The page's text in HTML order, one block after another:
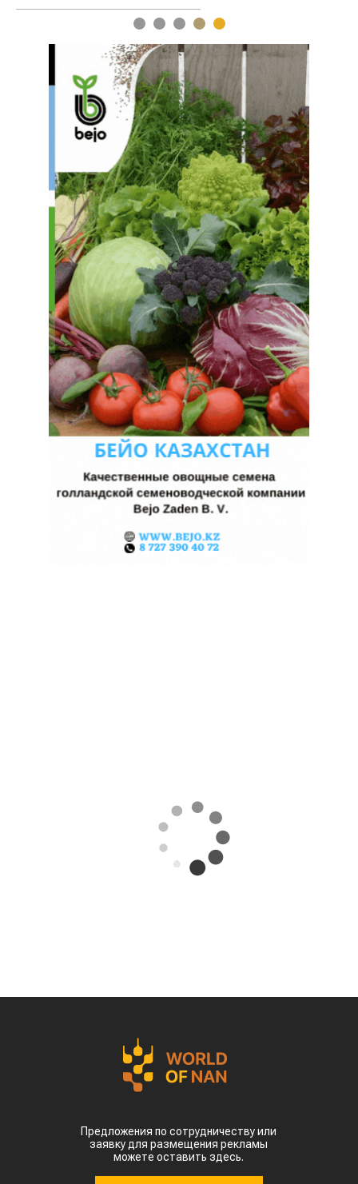
1 2 3 4 5
За первые пять месяцев этого года аграрии
Казахстана совершили масштабный прорыв
на мировом рынке зернобобовых, продав за
рубеж более 93 тыс тонн чечевицы,
отметке в $35 млн.
страны мира. Ключевым торговым партнером
остается Турция, которая увеличила закупки в
пять раз и импортировала 63,4 тыс. тонн.
Главной сенсацией отчетного периода стал
полностью отсутствовали, то за пять месяцев
текущего года КНР выкупила сразу 14,2 тыс.
тонн казахстанской чечевицы.